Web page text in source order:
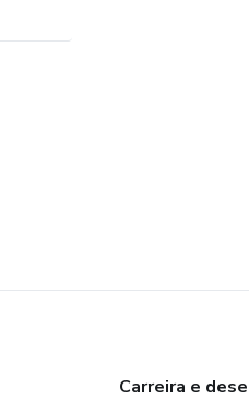
Carreira e